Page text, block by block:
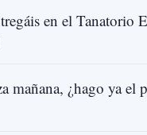
en el Tanatorio
mañana, ¿hago ya el